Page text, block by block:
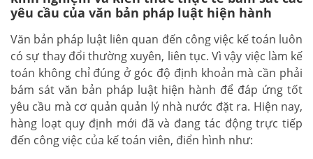
yêu cầu của văn bản pháp luật hiện hành
Văn bản pháp luật liên quan đến công việc kế toán luôn
có sự thay đổi thường xuyên, liên tục. Vì vậy việc làm kế
toán không chỉ đúng ở góc độ định khoản mà cần phải
bám sát văn bản pháp luật hiện hành để đáp ứng tốt
yêu cầu mà cơ quản quản lý nhà nước đặt ra. Hiện nay,
hàng loạt quy định mới đã và đang tác động trực tiếp
đến công việc của kế toán viên, điển hình như: